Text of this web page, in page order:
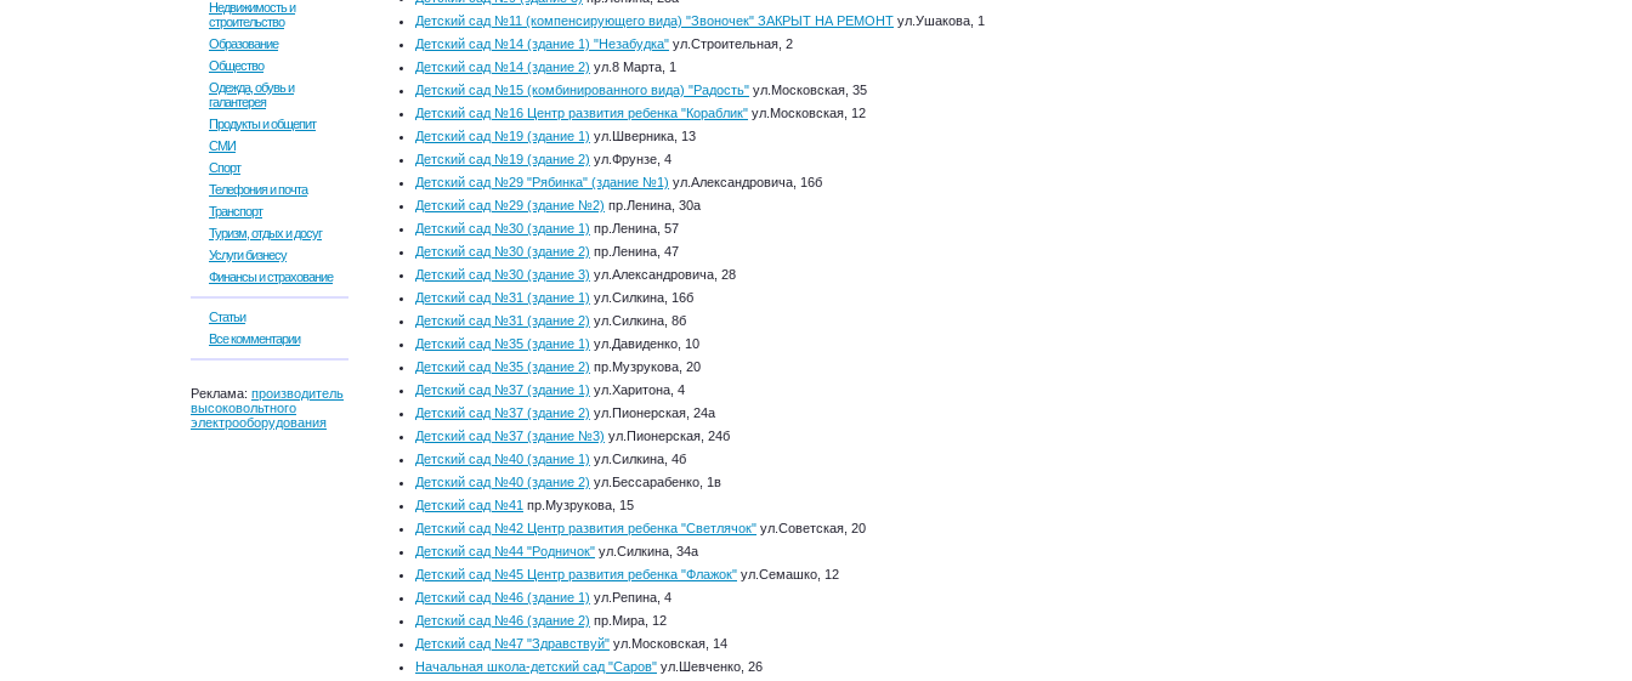
Недвижимость и
строительство
Образование
Общество
Одежда, обувь и
галантерея
Продукты и общепит
СМИ
Спорт
Телефония и почта
Транспорт
Туризм, отдых и досуг
Услуги бизнесу
Финансы и страхование
Статьи
Все комментарии
Реклама: производитель
высоковольтного
электрооборудования
Детский сад №11 (компенсирующего вида) "Звоночек" ЗАКРЫТ НА РЕМОНТ ул.Ушакова, 1
Детский сад №14 (здание 1) "Незабудка" ул.Строительная, 2
Детский сад №14 (здание 2) ул.8 Марта, 1
Детский сад №15 (комбинированного вида) "Радость" ул.Московская, 35
Детский сад №16 Центр развития ребенка "Кораблик" ул.Московская, 12
Детский сад №19 (здание 1) ул.Шверника, 13
Детский сад №19 (здание 2) ул.Фрунзе, 4
Детский сад №29 "Рябинка" (здание №1) ул.Александровича, 16б
Детский сад №29 (здание №2) пр.Ленина, 30а
Детский сад №30 (здание 1) пр.Ленина, 57
Детский сад №30 (здание 2) пр.Ленина, 47
Детский сад №30 (здание 3) ул.Александровича, 28
Детский сад №31 (здание 1) ул.Силкина, 16б
Детский сад №31 (здание 2) ул.Силкина, 8б
Детский сад №35 (здание 1) ул.Давиденко, 10
Детский сад №35 (здание 2) пр.Музрукова, 20
Детский сад №37 (здание 1) ул.Харитона, 4
Детский сад №37 (здание 2) ул.Пионерская, 24а
Детский сад №37 (здание №3) ул.Пионерская, 24б
Детский сад №40 (здание 1) ул.Силкина, 4б
Детский сад №40 (здание 2) ул.Бессарабенко, 1в
Детский сад №41 пр.Музрукова, 15
Детский сад №42 Центр развития ребенка "Светлячок" ул.Советская, 20
Детский сад №44 "Родничок" ул.Силкина, 34а
Детский сад №45 Центр развития ребенка "Флажок" ул.Семашко, 12
Детский сад №46 (здание 1) ул.Репина, 4
Детский сад №46 (здание 2) пр.Мира, 12
Детский сад №47 "Здравствуй" ул.Московская, 14
Начальная школа-детский сад "Саров" ул.Шевченко, 26